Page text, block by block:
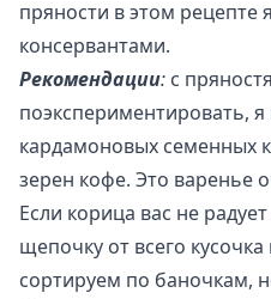
пряности в этом рецепте
консервантами.
Рекомендации: с
поэкспериментировать,
кардамоновых семенных
зерен кофе. Это варенье
Если корица вас не
щепочку от всего
сортируем по баночкам,